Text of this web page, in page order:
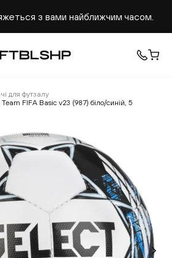
з вами найближчим часом.
для футзалу
FIFA Basic v23 (987) біло/синій, 5